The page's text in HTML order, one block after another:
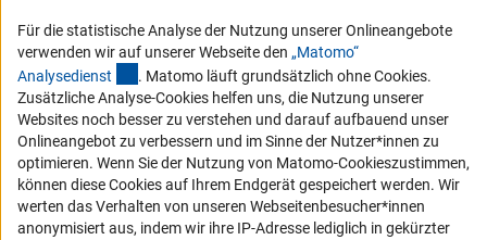
Vergabeverfahren
Barrierefreiheit
Service und Informationen für Menschen mit Behinderungen
Erklärung zur Barrierefreiheit
Barriere melden
DFG-aktuell
Für die statistische Analyse der Nutzung unserer Onlineangebote
verwenden wir auf unserer Webseite den „Matomo“
Analysedienst (externer Link)
. Matomo läuft grundsätzlich ohne Cookies.
Zusätzliche Analyse-Cookies helfen uns, die Nutzung unserer
Websites noch besser zu verstehen und darauf aufbauend unser
Onlineangebot zu verbessern und im Sinne der Nutzer*innen zu
optimieren. Wenn Sie der Nutzung von Matomo-Cookieszustimmen,
können diese Cookies auf Ihrem Endgerät gespeichert werden. Wir
werten das Verhalten von unseren Webseitenbesucher*innen
anonymisiert aus, indem wir ihre IP-Adresse lediglich in gekürzter